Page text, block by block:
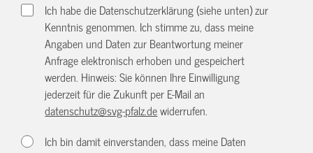
Ich habe die Datenschutzerklärung (siehe unten) zur
Kenntnis genommen. Ich stimme zu, dass meine
Angaben und Daten zur Beantwortung meiner
Anfrage elektronisch erhoben und gespeichert
werden. Hinweis: Sie können Ihre Einwilligung
jederzeit für die Zukunft per E-Mail an
datenschutz@svg-pfalz.dewiderrufen.
Ich bin damit einverstanden, dass meine Daten